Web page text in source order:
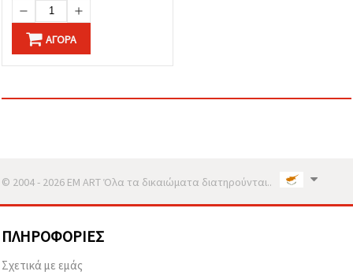
ΑΓΟΡΆ
© 2004 - 2026 EM ART Όλα τα δικαιώματα διατηρούνται..
ΠΛΗΡΟΦΟΡΊΕΣ
Σχετικά με εμάς